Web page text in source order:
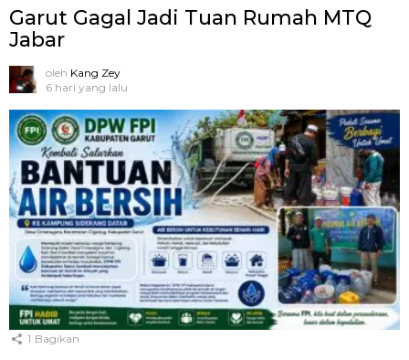
Garut Gagal Jadi Tuan Rumah MTQ
Jabar
oleh Kang Zey
6 hari yang lalu
1 Bagikan